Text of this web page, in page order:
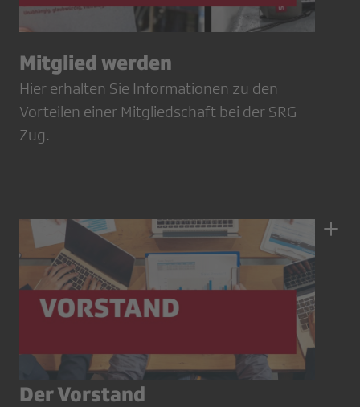
Mitglied werden
Hier erhalten Sie Informationen zu den
Vorteilen einer Mitgliedschaft bei der SRG
Zug.
Der Vorstand